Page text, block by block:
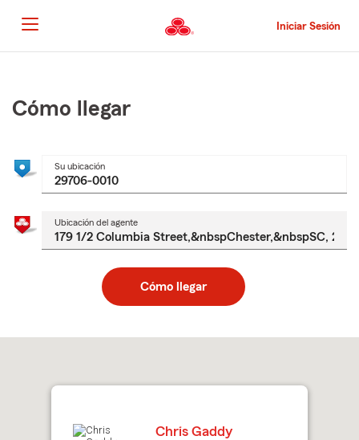
al
contenido
principal
Iniciar Sesión
principal
Cómo llegar
Su ubicación
Ubicación del agente
Cómo llegar
to
Chris Gaddy